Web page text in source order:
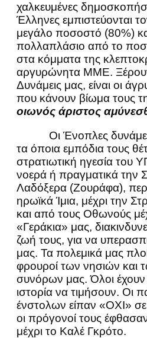
χαλκευμένες
Έλληνες εμπιστεύονται
μεγάλο ποσοστό (80%)
πολλαπλάσιο από το
στα κόμματα της
αργυρώνητα ΜΜΕ.
Δυνάμεις μας, είναι οι
που κάνουν βίωμα τους
οιωνός άριστος
Οι Ένοπλες
τα όποια εμπόδια τους
στρατιωτική ηγεσία
νοερά ή πραγματικά την
Λαδόξερα (Ζουράφα),
ηρωϊκά Ίμια, μέχρι την
και από τους Οθωνούς
«Γεράκια» μας,
ζωή τους, για να
μας. Τα πολεμικά μας
φρουροί των νησιών και
συνόρων μας. Όλοι έχουν
ιστορία να τιμήσουν. Οι
ένστολων είπαν «ΟΧΙ»
οι πρόγονοί τους
μέχρι το Καλέ Γκρότο.